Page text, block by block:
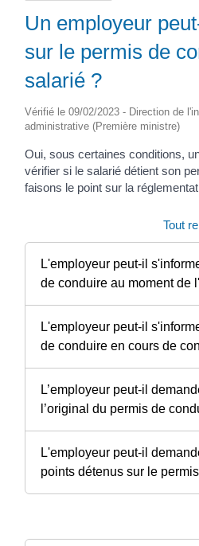
Un employeur
sur le permis de
salarié ?
Vérifié le 09/02/2023 - Direction de
administrative (Première ministre)
Oui, sous certaines conditions,
vérifier si le salarié détient son
faisons le point sur la
Tout
L'employeur peut-il
de conduire au moment de
L'employeur peut-il
de conduire en cours de
L’employeur peut-il
l’original du permis de
L'employeur peut-il
points détenus sur le